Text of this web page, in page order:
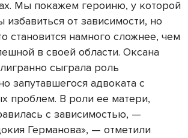
Мы покажем героиню, у которой
избавиться от зависимости, но
становится намного сложнее, чем
в своей области. Оксана
сыграла роль
запутавшегося адвоката с
проблем. В роли ее матери,
с зависимостью, —
Германова», — отметили